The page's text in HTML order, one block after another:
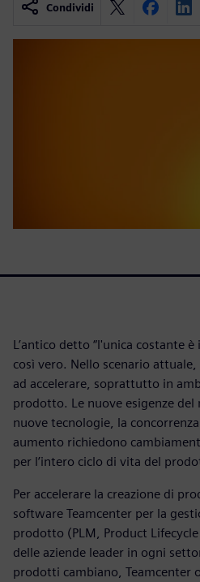
Condividi
L’antico detto “l'unica costante
così vero. Nello scenario
ad accelerare, soprattutto in
prodotto. Le nuove esigenze
nuove tecnologie, la
aumento richiedono
per l’intero ciclo di vita del
Per accelerare la creazione di
software Teamcenter per la
prodotto (PLM, Product
delle aziende leader in ogni
prodotti cambiano, Teamcenter